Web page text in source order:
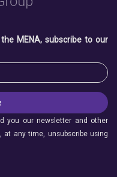
MENA, subscribe to our
you our newsletter and other
any time, unsubscribe using